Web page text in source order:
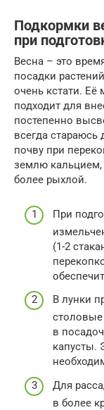
Подкормки
при
Весна – это
посадки
очень кстати. Её
подходит для
постепенно
всегда стараюсь
почву при
землю кальцием,
более рыхлой.
При
(1-2
В лунки
в
капусты.
Для
в более